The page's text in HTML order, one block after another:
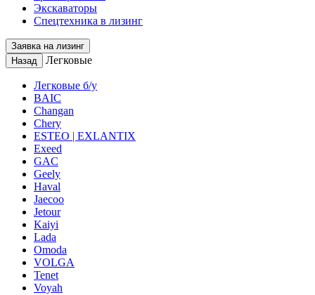
Экскаваторы
Спецтехника в лизинг
Заявка на лизинг
Назад
Легковые
Легковые б/у
BAIC
Changan
Chery
ESTEO | EXLANTIX
Exeed
GAC
Geely
Haval
Jaecoo
Jetour
Kaiyi
Lada
Omoda
VOLGA
Tenet
Voyah